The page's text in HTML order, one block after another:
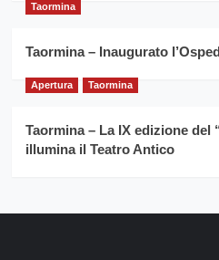
Taormina
Taormina – Inaugurato
Apertura Taormina
Taormina – La IX edizione del
illumina il Teatro Antico